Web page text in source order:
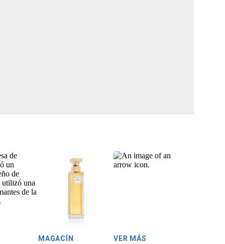
MAGACÍN VER MÁS